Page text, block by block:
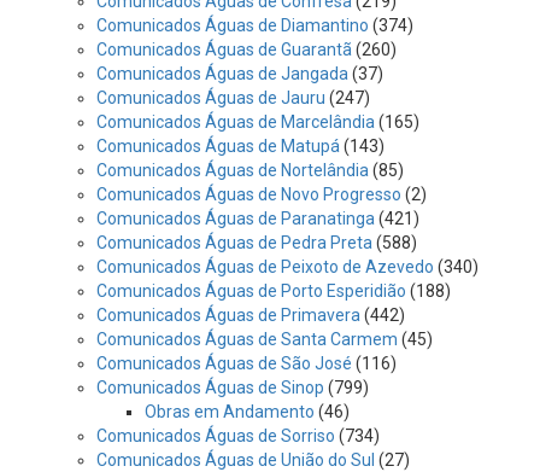
Comunicados Águas de Diamantino (374)
Comunicados Águas de Guarantã (260)
Comunicados Águas de Jangada (37)
Comunicados Águas de Jauru (247)
Comunicados Águas de Marcelândia (165)
Comunicados Águas de Matupá (143)
Comunicados Águas de Nortelândia (85)
Comunicados Águas de Novo Progresso (2)
Comunicados Águas de Paranatinga (421)
Comunicados Águas de Pedra Preta (588)
Comunicados Águas de Peixoto de Azevedo (340)
Comunicados Águas de Porto Esperidião (188)
Comunicados Águas de Primavera (442)
Comunicados Águas de Santa Carmem (45)
Comunicados Águas de São José (116)
Comunicados Águas de Sinop (799)
Obras em Andamento (46)
Comunicados Águas de Sorriso (734)
Comunicados Águas de União do Sul (27)